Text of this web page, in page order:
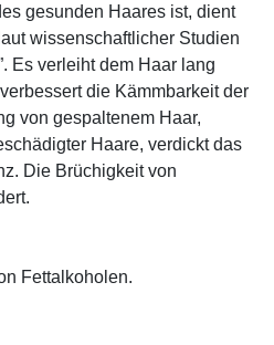
gesunden Haares ist, dient
wissenschaftlicher Studien
Es verleiht dem Haar lang
die Kämmbarkeit der
von gespaltenem Haar,
Haare, verdickt das
Die Brüchigkeit von
Fettalkoholen.